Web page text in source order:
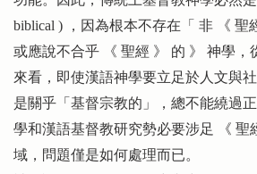
biblical ) ，因為根本不存在「 非 《 聖
或應說不合乎 《 聖經 》 的 》 神學，
來看，即使漢語神學要立足於人文與
是關乎「基督宗教的」，總不能繞過
學和漢語基督教研究勢必要涉足 《 聖
域，問題僅是如何處理而已。